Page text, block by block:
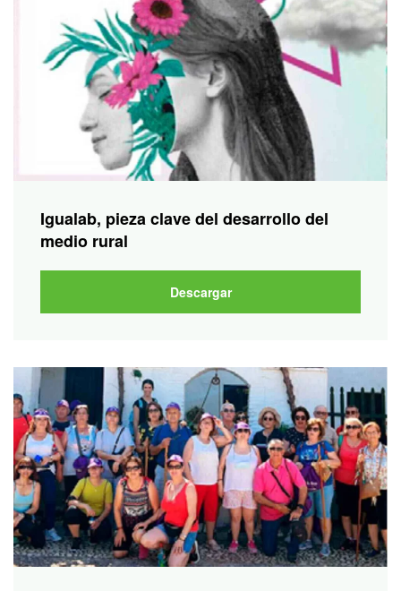
Igualab, pieza clave del desarrollo del
medio rural
Descargar